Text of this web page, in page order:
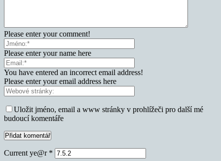
Please enter your comment!
Please enter your name here
You have entered an incorrect email address!
Please enter your email address here
Uložit jméno, email a www stránky v prohlížeči pro další mé
budoucí komentáře
Current ye@r *